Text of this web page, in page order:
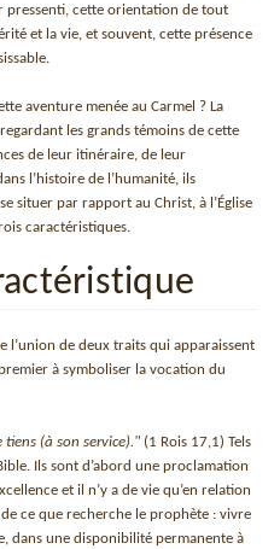
pressenti, cette orientation de tout
et la vie, et souvent, cette présence
aventure menée au Carmel ? La
les grands témoins de cette
de leur itinéraire, de leur
l’histoire de l’humanité, ils
situer par rapport au Christ, à l’Église
caractéristiques.
l’union de deux traits qui apparaissent
à symboliser la vocation du
(à son service)." (1 Rois 17,1) Tels
Ils sont d’abord une proclamation
et il n’y a de vie qu’en relation
ce que recherche le prophète : vivre
dans une disponibilité permanente à